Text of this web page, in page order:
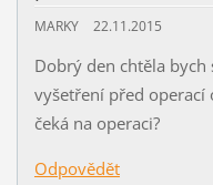
MARKY 22.11.2015
Dobrý den chtěla
vyšetření před operací
čeká na operaci?
Odpovědět